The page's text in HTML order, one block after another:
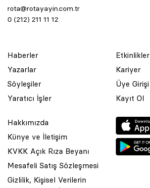
rota@rotayayin.com.tr
0 (212) 211 11 12
Haberler
Yazarlar
Söyleşiler
Yaratıcı İşler
Etkinlikler
Kariyer
Üye Girişi
Kayıt Ol
Hakkımızda
Künye ve İletişim
KVKK Açık Rıza Beyanı
Mesafeli Satış Sözleşmesi
Gizlilik, Kişisel Verilerin